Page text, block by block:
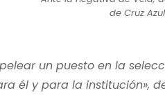
de Cruz
un puesto en la
él y para la institución»,